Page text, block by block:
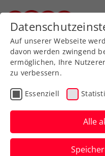
Zurück zur
Turniere
Junge
der Mürztal
Katja Batarilo und
Auf unserer Webseite
davon werden zwingend
ermöglichen, Ihre
zu verbessern.
Essenziell
Alle